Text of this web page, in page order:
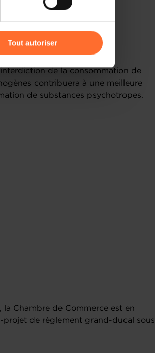
protection des données
Tout autoriser
de la consommation de
contribuera à une meilleure
de substances psychotropes.
Chambre de Commerce est en
projet de règlement grand-ducal sous